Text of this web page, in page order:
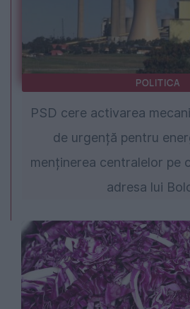
POLITICA
PSD cere activarea
de urgență pentru
menținerea centralelor pe
adresa lui